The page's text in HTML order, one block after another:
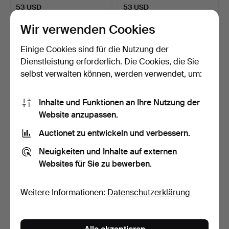
53 USD 53 USD
GOLFTASCHE mit WAGEN
und 15 Schlägern.
1 Tag
GETRÄNKEKISTEN, 3 Stk.,
1 Tag
1 Gebot
Wir verwenden Cookies
Einige Cookies sind für die Nutzung der
Dienstleistung erforderlich. Die Cookies, die Sie
selbst verwalten können, werden verwendet, um:
Inhalte und Funktionen an Ihre Nutzung der
Website anzupassen.
Auctionet zu entwickeln und verbessern.
Neuigkeiten und Inhalte auf externen
Websites für Sie zu bewerben.
Weitere Informationen: Datenschutzerklärung